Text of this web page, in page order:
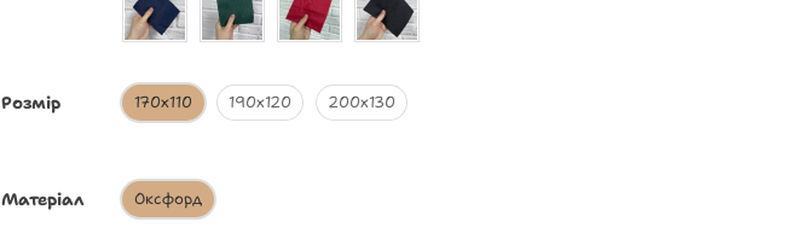
Розмір 170х110 190х120 200х130
Матеріал Оксфорд